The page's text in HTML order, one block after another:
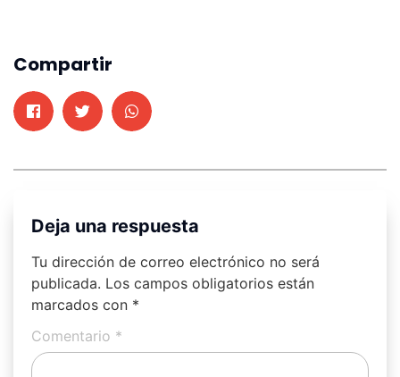
Compartir
Deja una respuesta
Tu dirección de correo electrónico no será
publicada. Los campos obligatorios están
marcados con *
Comentario *